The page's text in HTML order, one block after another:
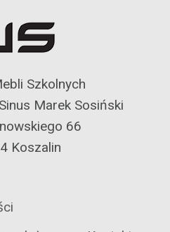
Szkolnych
Marek Sosiński
66
Koszalin